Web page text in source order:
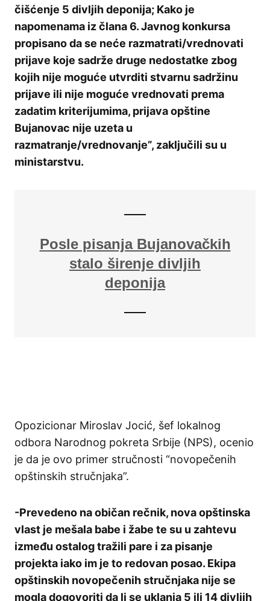
čišćenje 5 divljih deponija; Kako je
napomenama iz člana 6. Javnog konkursa
propisano da se neće razmatrati/vrednovati
prijave koje sadrže druge nedostatke zbog
kojih nije moguće utvrditi stvarnu sadržinu
prijave ili nije moguće vrednovati prema
zadatim kriterijumima, prijava opštine
Bujanovac nije uzeta u
razmatranje/vrednovanje”, zaključili su u
ministarstvu.
Posle pisanja Bujanovačkih
stalo širenje divljih
deponija
Opozicionar Miroslav Jocić, šef lokalnog
odbora Narodnog pokreta Srbije (NPS), ocenio
je da je ovo primer stručnosti “novopečenih
opštinskih stručnjaka”.
-Prevedeno na običan rečnik, nova opštinska
vlast je mešala babe i žabe te su u zahtevu
između ostalog tražili pare i za pisanje
projekta iako im je to redovan posao. Ekipa
opštinskih novopečenih stručnjaka nije se
mogla dogovoriti da li se uklanja 5 ili 14 divljih